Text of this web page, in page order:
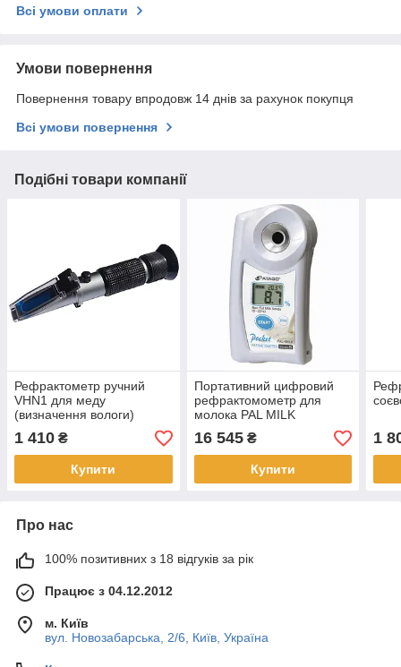
Всі умови оплати
Умови повернення
Повернення товару впродовж 14 днів за рахунок покупця
Всі умови повернення
Подібні товари компанії
Рефрактометр ручний
VHN1 для меду
(визначення вологи)
1 410 ₴
Купити
Портативний цифровий
рефрактомометр для
молока PAL MILK
16 545₴
Купити
1
Про нас
100% позитивних з 18 відгуків за рік
Працює з 04.12.2012
м. Київ
вул. Новозабарська, 2/6, Київ, Україна